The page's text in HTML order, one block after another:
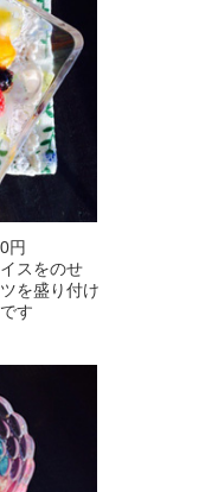
円
スをのせ
を盛り付け
す